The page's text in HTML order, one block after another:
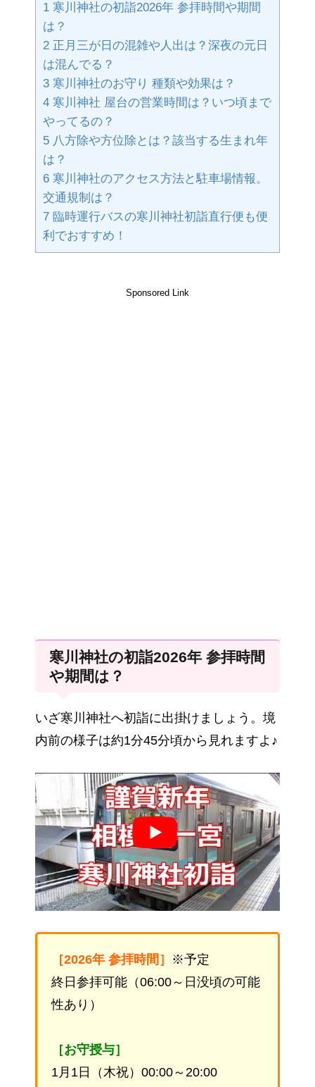
1 寒川神社の初詣2026年 参拝時間や期間
は？
2 正月三が日の混雑や人出は？深夜の元日
は混んでる？
3 寒川神社のお守り 種類や効果は？
4 寒川神社 屋台の営業時間は？いつ頃まで
やってるの？
5 八方除や方位除とは？該当する生まれ年
は？
6 寒川神社のアクセス方法と駐車場情報。
交通規制は？
7 臨時運行バスの寒川神社初詣直行便も便
利でおすすめ！
Sponsored Link
寒川神社の初詣2026年 参拝時間
や期間は？
いざ寒川神社へ初詣に出掛けましょう。境
内前の様子は約1分45分頃から見れますよ♪
［2026年 参拝時間］ ※予定
終日参拝可能（06:00～日没頃の可能
性あり）
［お守授与］
1月1日（木祝）00:00～20:00